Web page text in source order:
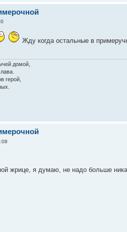
Жду когда остальные в
домой,
герой,
жрице, я думаю, не надо больше